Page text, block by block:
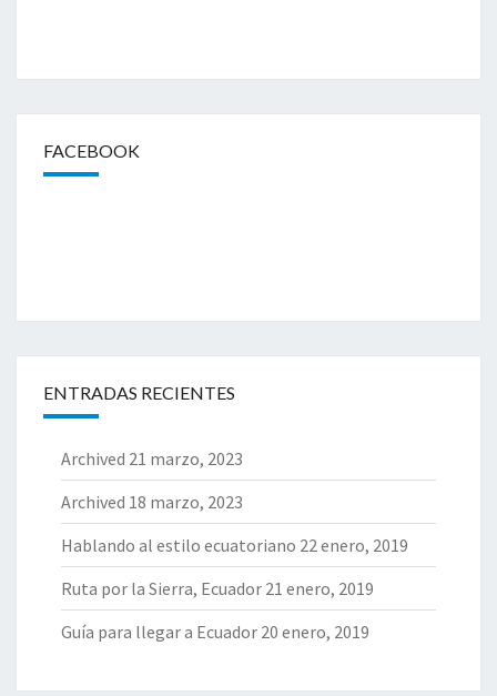
Y
FACEBOOK
ENTRADAS RECIENTES
Archived 21 marzo, 2023
Archived 18 marzo, 2023
Hablando al estilo ecuatoriano 22 enero, 2019
Ruta por la Sierra, Ecuador 21 enero, 2019
Guía para llegar a Ecuador 20 enero, 2019